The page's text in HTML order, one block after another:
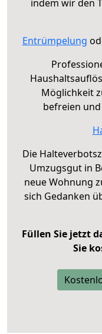
indem wir den
Entrümpelung
Möglichkeit
befreien
Die
Umzugsgut in
neue Wohnung
sich Gedanken
Füllen Sie jetzt
Sie